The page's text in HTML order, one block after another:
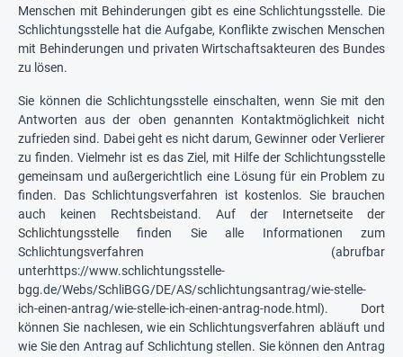
Menschen mit Behinderungen gibt es eine Schlichtungsstelle. Die
Schlichtungsstelle hat die Aufgabe, Konflikte zwischen Menschen
mit Behinderungen und privaten Wirtschaftsakteuren des Bundes
zu lösen.
Sie können die Schlichtungsstelle einschalten, wenn Sie mit den
Antworten aus der oben genannten Kontaktmöglichkeit nicht
zufrieden sind. Dabei geht es nicht darum, Gewinner oder Verlierer
zu finden. Vielmehr ist es das Ziel, mit Hilfe der Schlichtungsstelle
gemeinsam und außergerichtlich eine Lösung für ein Problem zu
finden. Das Schlichtungsverfahren ist kostenlos. Sie brauchen
auch keinen Rechtsbeistand. Auf der Internetseite der
Schlichtungsstelle finden Sie alle Informationen zum
Schlichtungsverfahren (abrufbar
unterhttps://www.schlichtungsstelle-
bgg.de/Webs/SchliBGG/DE/AS/schlichtungsantrag/wie-stelle-
ich-einen-antrag/wie-stelle-ich-einen-antrag-node.html). Dort
können Sie nachlesen, wie ein Schlichtungsverfahren abläuft und
wie Sie den Antrag auf Schlichtung stellen. Sie können den Antrag